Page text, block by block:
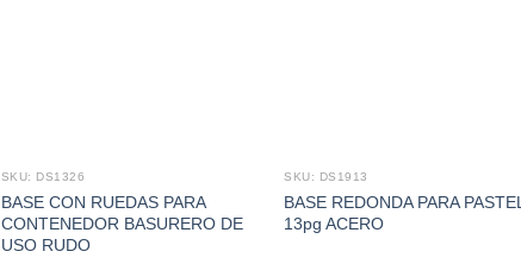
SKU: DS1326
BASE CON RUEDAS PARA
CONTENEDOR BASURERO DE
USO RUDO
SKU: DS1913
BASE REDONDA PARA PASTEL
13pg ACERO